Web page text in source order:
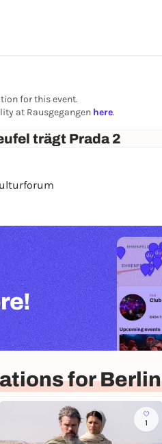
for this event.
at Rausgegangen here.
trägt Prada 2
for Berlin
1